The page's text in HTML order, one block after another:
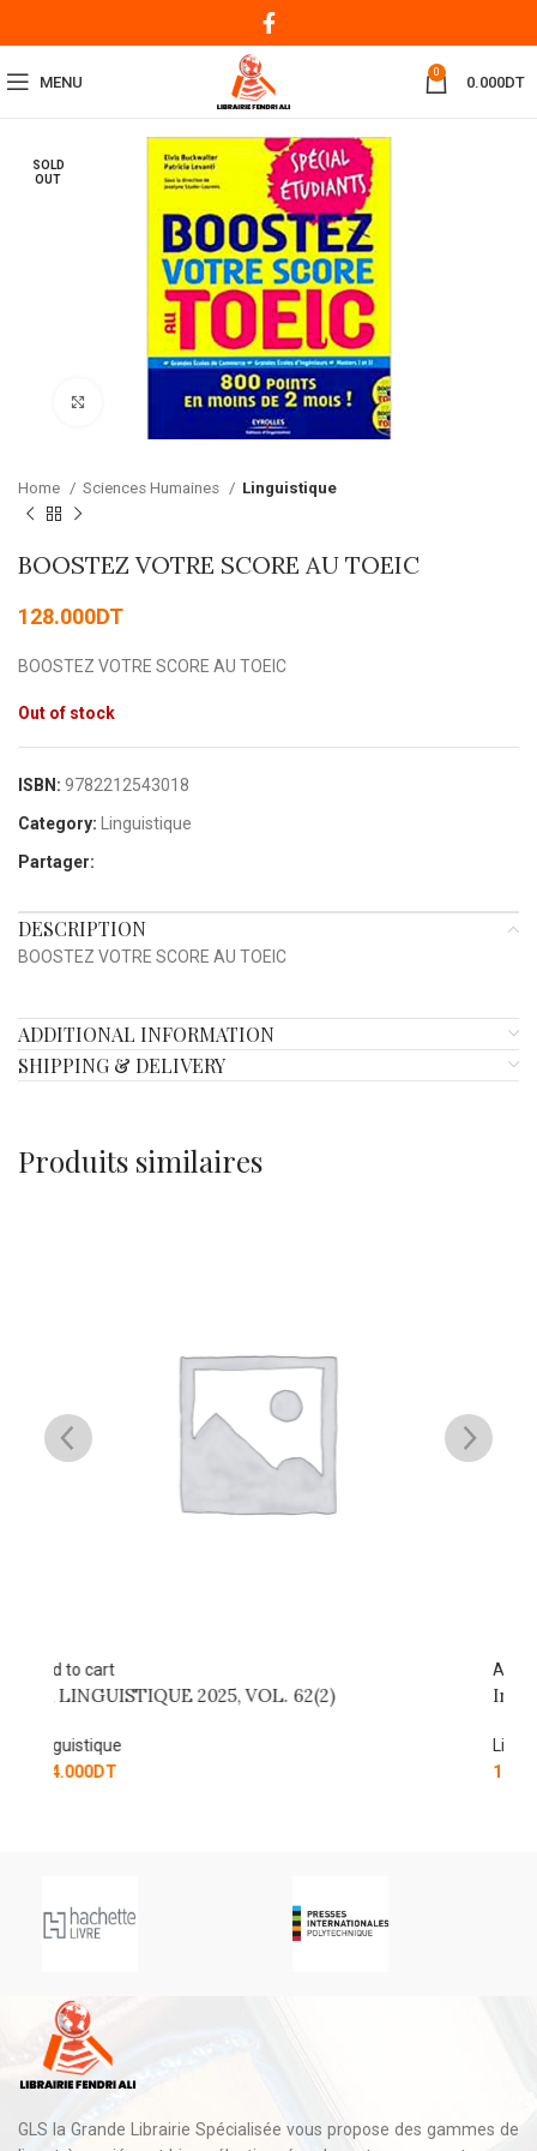
MENU
0
0.000DT
SOLD
OUT
Click to enlarge
Home Sciences Humaines Linguistique
BOOSTEZ VOTRE SCORE AU TOEIC
128.000DT
BOOSTEZ VOTRE SCORE AU TOEIC
Out of stock
ISBN: 9782212543018
Category: Linguistique
Partager:
DESCRIPTION
BOOSTEZ VOTRE SCORE AU TOEIC
ADDITIONAL INFORMATION
SHIPPING & DELIVERY
Produits similaires
Add to cart
Initiation à la linguistique anglaise
Linguistique
112.500
GLS la Grande Librairie Spécialisée vous propose des gammes de